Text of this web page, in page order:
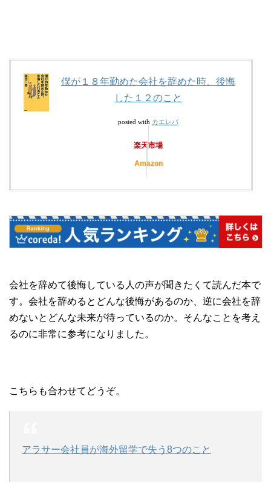
僕が１８年勤めた会社を辞めた時、後悔
した１２のこと
posted with カエレバ
楽天市場
Amazon
会社を辞めて後悔している人の声が聞きたくて読んだ本で
す。会社を辞めるとどんな後悔があるのか、逆に会社を辞
めないとどんな未来が待っているのか。そんなことを考え
るのに非常に参考になりました。
こちらも合わせてどうぞ。
アラサー会社員が海外留学で失う8つのこと